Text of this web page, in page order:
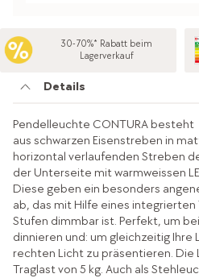
30-70%* Rabatt beim
Lagerverkauf
Details
Pendelleuchte CONTURA besteht
aus schwarzen Eisenstreben in
horizontal verlaufenden Streben
der Unterseite mit warmweissen
Diese geben ein besonders
ab, das mit Hilfe eines
Stufen dimmbar ist. Perfekt, um
dinnieren und: um gleichzeitig
rechten Licht zu präsentieren. Die
Traglast von 5 kg. Auch als